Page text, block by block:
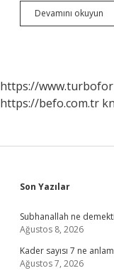
Devamını okuyun
https://
https://befo.com.tr
Sidebar
Son Yazılar
Subhanallah ne
Ağustos 8, 2026
Kader sayısı 7 ne
Ağustos 7, 2026